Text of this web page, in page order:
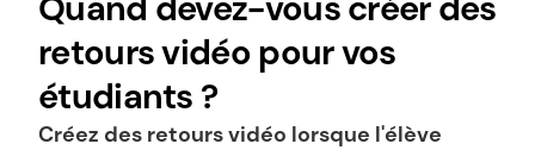
retours vidéo pour vos
étudiants ?
Créez des retours vidéo lorsque l'élève